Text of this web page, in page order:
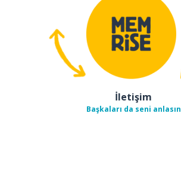
İletişim
Başkaları da seni anlasın